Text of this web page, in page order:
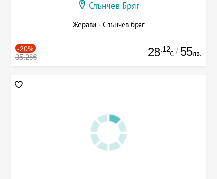
Слънчев Бряг
Жерави - Слънчев бряг
-20%
35.28€ 28.12
€ / 55лв.